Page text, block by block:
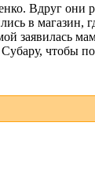
Вдруг они
в магазин,
заявилась
чтобы